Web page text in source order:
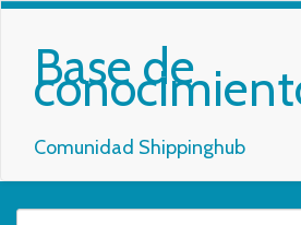
Base de
Comunidad Shippinghub